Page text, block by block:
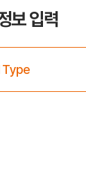
보 입력
Type